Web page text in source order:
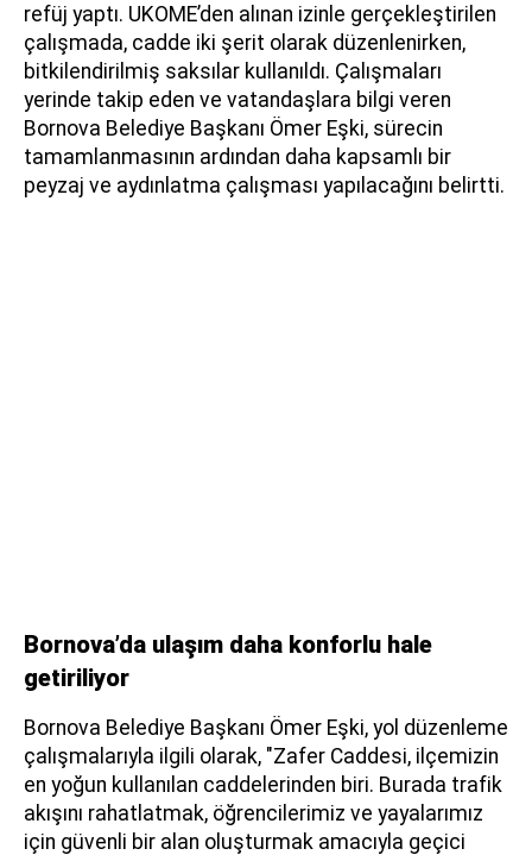
refüj yaptı. UKOME’den alınan izinle gerçekleştirilen
çalışmada, cadde iki şerit olarak düzenlenirken,
bitkilendirilmiş saksılar kullanıldı. Çalışmaları
yerinde takip eden ve vatandaşlara bilgi veren
Bornova Belediye Başkanı Ömer Eşki, sürecin
tamamlanmasının ardından daha kapsamlı bir
peyzaj ve aydınlatma çalışması yapılacağını belirtti.
Bornova’da ulaşım daha konforlu hale
getiriliyor
Bornova Belediye Başkanı Ömer Eşki, yol düzenleme
çalışmalarıyla ilgili olarak, "Zafer Caddesi, ilçemizin
en yoğun kullanılan caddelerinden biri. Burada trafik
akışını rahatlatmak, öğrencilerimiz ve yayalarımız
için güvenli bir alan oluşturmak amacıyla geçici